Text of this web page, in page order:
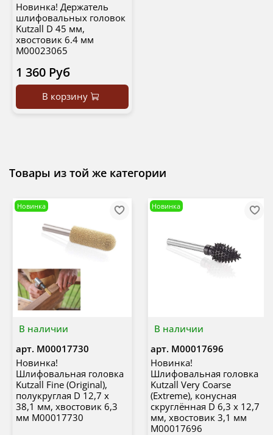
Новинка! Держатель
шлифовальных головок
Kutzall D 45 мм,
хвостовик 6.4 мм
М00023065
1 360 Руб
В корзину
Товары из той же категории
В наличии
Новинка
арт. М00017730
Новинка!
Шлифовальная головка
Kutzall Fine (Original),
полукруглая D 12,7 х
38,1 мм, хвостовик 6,3
мм М00017730
В наличии
Новинка
арт. М00017696
Новинка!
Шлифовальная головка
Kutzall Very Coarse
(Extreme), конусная
скруглённая D 6,3 х 12,7
мм, хвостовик 3,1 мм
М00017696